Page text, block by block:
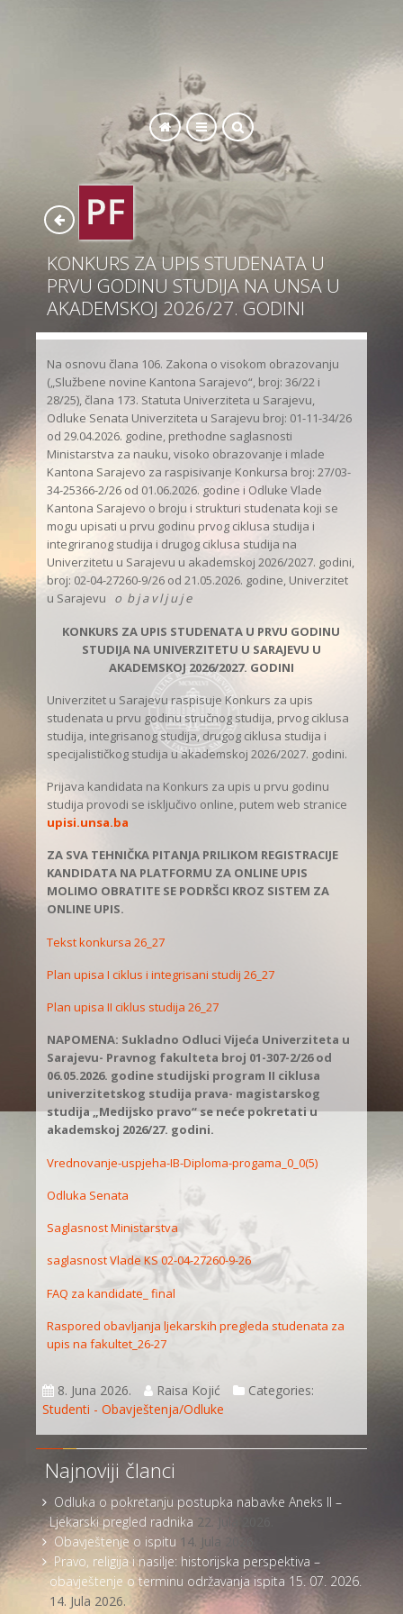
KONKURS ZA UPIS STUDENATA U
PRVU GODINU STUDIJA NA UNSA U
AKADEMSKOJ 2026/27. GODINI
Na osnovu člana 106. Zakona o visokom obrazovanju
(„Službene novine Kantona Sarajevo“, broj: 36/22 i
28/25), člana 173. Statuta Univerziteta u Sarajevu,
Odluke Senata Univerziteta u Sarajevu broj: 01-11-34/26
od 29.04.2026. godine, prethodne saglasnosti
Ministarstva za nauku, visoko obrazovanje i mlade
Kantona Sarajevo za raspisivanje Konkursa broj: 27/03-
34-25366-2/26 od 01.06.2026. godine i Odluke Vlade
Kantona Sarajevo o broju i strukturi studenata koji se
mogu upisati u prvu godinu prvog ciklusa studija i
integriranog studija i drugog ciklusa studija na
Univerzitetu u Sarajevu u akademskoj 2026/2027. godini,
broj: 02-04-27260-9/26 od 21.05.2026. godine, Univerzitet
u Sarajevu o b j a v l j u j e
KONKURS ZA UPIS STUDENATA U PRVU GODINU
STUDIJA NA UNIVERZITETU U SARAJEVU U
AKADEMSKOJ 2026/2027. GODINI
Univerzitet u Sarajevu raspisuje Konkurs za upis
studenata u prvu godinu stručnog studija, prvog ciklusa
studija, integrisanog studija, drugog ciklusa studija i
specijalističkog studija u akademskoj 2026/2027. godini.
Prijava kandidata na Konkurs za upis u prvu godinu
studija provodi se isključivo online, putem web stranice
upisi.unsa.ba
ZA SVA TEHNIČKA PITANJA PRILIKOM REGISTRACIJE
KANDIDATA NA PLATFORMU ZA ONLINE UPIS
MOLIMO OBRATITE SE PODRŠCI KROZ SISTEM ZA
ONLINE UPIS.
Tekst konkursa 26_27
Plan upisa I ciklus i integrisani studij 26_27
Plan upisa II ciklus studija 26_27
NAPOMENA: Sukladno Odluci Vijeća Univerziteta u
Sarajevu- Pravnog fakulteta broj 01-307-2/26 od
06.05.2026. godine studijski program II ciklusa
univerzitetskog studija prava- magistarskog
studija „Medijsko pravo“ se neće pokretati u
akademskoj 2026/27. godini.
Vrednovanje-uspjeha-IB-Diploma-progama_0_0(5)
Odluka Senata
Saglasnost Ministarstva
saglasnost Vlade KS 02-04-27260-9-26
FAQ za kandidate_ final
Raspored obavljanja ljekarskih pregleda studenata za
upis na fakultet_26-27
8. Juna 2026. Raisa Kojić
Categories:
Studenti - Obavještenja/Odluke
Najnoviji članci
Odluka o pokretanju postupka nabavke Aneks II –
Ljekarski pregled radnika 22. Jula 2026.
Obavještenje o ispitu 14. Jula 2026.
Pravo, religija i nasilje: historijska perspektiva –
obavještenje o terminu održavanja ispita 15. 07. 2026.
14. Jula 2026.